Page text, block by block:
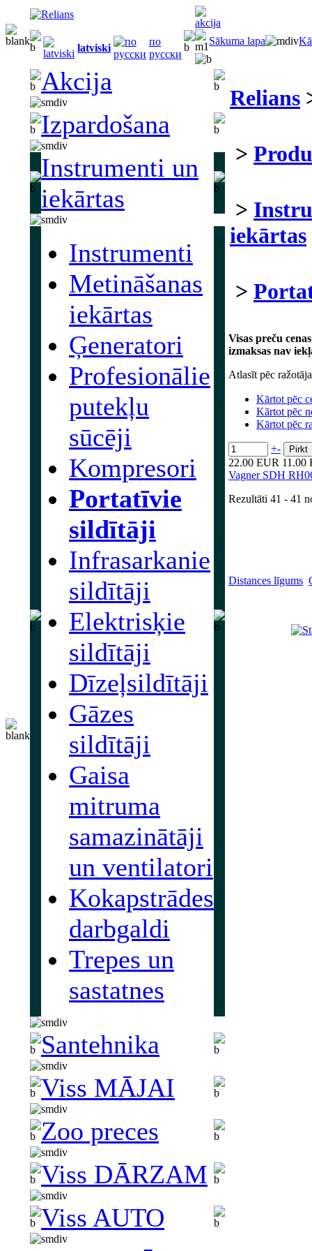
latviski
по
русски
Sākuma lapa
Akcija
Izpardošana
Instrumenti un
iekārtas
Instrumenti
Metināšanas
iekārtas
Ģeneratori
Profesionālie
putekļu
sūcēji
Kompresori
Portatīvie
sildītāji
Infrasarkanie
sildītāji
Elektrisķie
sildītāji
Dīzeļsildītāji
Gāzes
sildītāji
Gaisa
mitruma
samazinātāji
un ventilatori
Kokapstrādes
darbgaldi
Trepes un
sastatnes
Santehnika
Viss MĀJAI
Zoo preces
Viss DĀRZAM
Viss AUTO
Relians
>
>
iekārtas
>
Visas preču
izmaksas nav
Atlasīt pēc
Kārtot pēc
Kārtot pēc
Kārtot pēc
+-
22.00 EUR 11.00
Vagner SDH
Rezultāti 41 - 41
Distances līgums